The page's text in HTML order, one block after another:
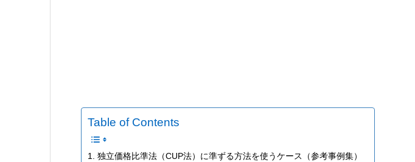
Table of Contents
1. 独立価格比準法（CUP法）に準ずる方法を使うケース（参考事例集）